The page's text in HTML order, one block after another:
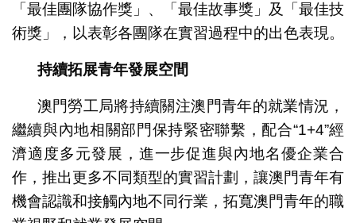
「最佳團隊協作獎」、「最佳故事獎」及「最佳技
術獎」，以表彰各團隊在實習過程中的出色表現。
持續拓展青年發展空間
澳門勞工局將持續關注澳門青年的就業情況，
繼續與內地相關部門保持緊密聯繫，配合“1+4”經
濟適度多元發展，進一步促進與內地名優企業合
作，推出更多不同類型的實習計劃，讓澳門青年有
機會認識和接觸內地不同行業，拓寬澳門青年的職